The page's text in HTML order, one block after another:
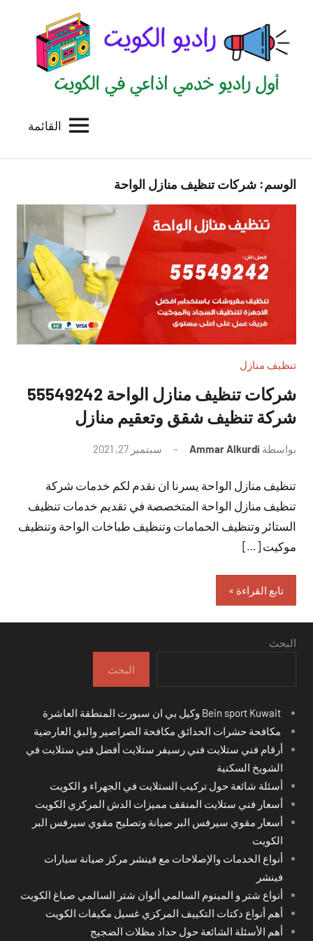
المحتوى
الكويت
للاعلانات
بالكويت
القائمة
الوسم: شركات تنظيف منازل الواحة
تنظيف منازل
شركات تنظيف منازل الواحة 55549242
شركة تنظيف شقق وتعقيم منازل
بواسطة Ammar Alkurdi سبتمبر 27, 2021
تعليقات
تنظيف منازل الواحة يسرنا ان نقدم لكم خدمات شركة
تنظيف منازل الواحة المتخصصة في تقديم خدمات تنظيف
الستائر وتنظيف الحمامات وتنظيف طباخات الواحة وتنظيف
موكيت […]
تابع القراءة
البحث
البحث
مكافحة حشرات الحدائق مكافحة الصراصير والبق العارضية
أرقام فني ستلايت فني رسيفر ستلايت أفضل فني ستلايت في
الشويخ السكنية
أسئلة شائعة حول تركيب الستلايت في الجهراء و الكويت
أسعار فني ستلايت المنقف مميزات الدش المركزي الكويت
أسعار مقوي سيرفس البر صيانة وتصليح مقوي سيرفس البر
الكويت
أنواع الخدمات والإصلاحات مع فينشر مركز صيانة سيارات
فينشر
أنواع شتر و المينوم السالمي ألوان شتر السالمي صباغ الكويت
أهم أنواع دكتات التكييف المركزي غسيل مكيفات الكويت
أهم الأسئلة الشائعة حول حداد مظلات الضجيج